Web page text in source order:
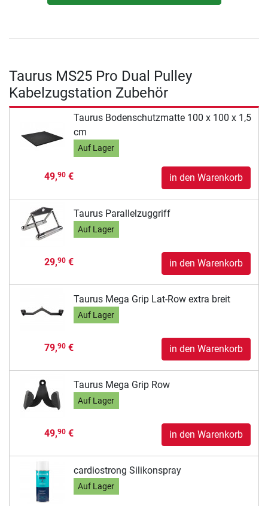
Taurus MS25 Pro Dual Pulley
Kabelzugstation Zubehör
Taurus Bodenschutzmatte 100 x 100 x 1,5
cm
Auf Lager
49,90€ in den Warenkorb
Taurus Parallelzuggriff
Auf Lager
29,90€ in den Warenkorb
Taurus Mega Grip Lat-Row extra breit
Auf Lager
79,90€ in den Warenkorb
Taurus Mega Grip Row
Auf Lager
49,90€ in den Warenkorb
cardiostrong Silikonspray
Auf Lager